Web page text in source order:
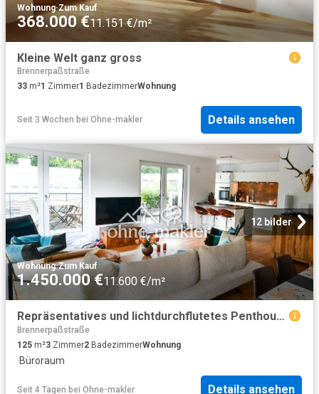
Wohnung·Zum Kauf
368.000 €11.151 €/m²
Kleine Welt ganz gross
Brennerpaßstraße
33 m²1 Zimmer1 BadezimmerWohnung
Seit 3 Wochen bei Ohne-makler Details ansehen
12 bilder
Wohnung·Zum Kauf
1.450.000 €11.600 €/m²
Repräsentatives und lichtdurchflutetes Penthouse in der Menterschwaige
Brennerpaßstraße
125 m²3 Zimmer2 BadezimmerWohnung
·Büroraum
Seit 4 Tagen bei Ohne-makler Details ansehen